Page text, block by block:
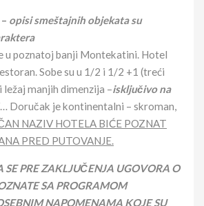
opisi smeštajnih objekata su
u poznatoj banji Montekatini. Hotel
Sobe su u 1/2 i 1/2 +1 (treći
manjih dimenzija –isključivo na
Doručak je kontinentalni – skroman,
NAZIV HOTELA BIĆE POZNAT
PRED PUTOVANJE.
PRE ZAKLJUČENJA UGOVORA O
SA PROGRAMOM
NAPOMENAMA KOJE SU